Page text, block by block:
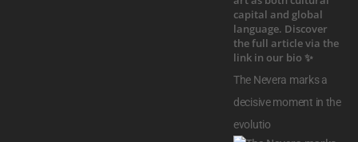
The Nevera marks a
decisive moment in the
evolutio